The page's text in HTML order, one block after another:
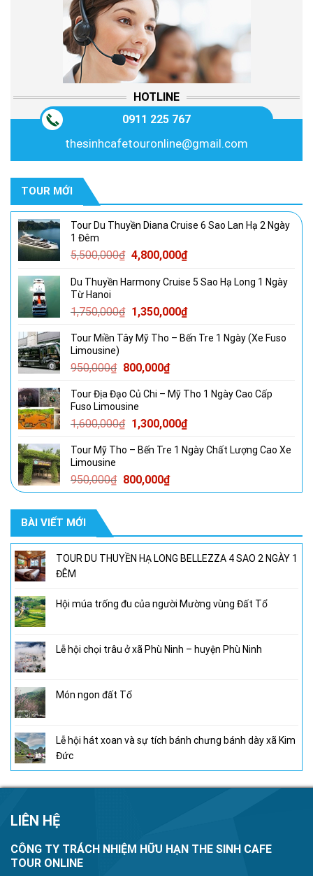
HOTLINE
0911 225 767
thesinhcafetouronline@gmail.com
TOUR MỚI
Tour Du Thuyền Diana Cruise 6 Sao Lan Hạ 2 Ngày
1 Đêm
5,500,000₫ Giá
là:
4,800,000₫Giá
tại
4,800,000₫.
Du Thuyền Harmony Cruise 5 Sao Hạ Long 1 Ngày
Từ Hanoi
1,750,000₫ Giá
là:
1,350,000₫Giá
tại
Tour Miền Tây Mỹ Tho – Bến Tre 1 Ngày (Xe Fuso
Limousine)
950,000₫ Giá
là:
950,000₫.
800,000₫Giá
tại
800,000₫.
Tour Địa Đạo Củ Chi – Mỹ Tho 1 Ngày Cao Cấp
Fuso Limousine
1,600,000₫ Giá
là:
1,300,000₫Giá
tại
Tour Mỹ Tho – Bến Tre 1 Ngày Chất Lượng Cao Xe
Limousine
950,000₫ Giá
gốc
800,000₫Giá
hiện
800,000₫.
BÀI VIẾT MỚI
TOUR DU THUYỀN HẠ LONG BELLEZZA 4 SAO 2 NGÀY 1
ĐÊM
Hội múa trống đu của người Mường vùng Đất Tổ
Lễ hội chọi trâu ở xã Phù Ninh – huyện Phù Ninh
Món ngon đất Tổ
Lễ hội hát xoan và sự tích bánh chưng bánh dày xã Kim
Đức
LIÊN HỆ
CÔNG TY TRÁCH NHIỆM HỮU HẠN THE SINH CAFE
TOUR ONLINE